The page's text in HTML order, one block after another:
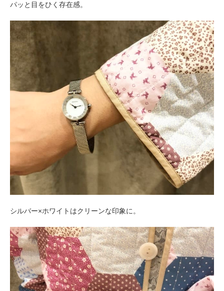
パッと目をひく存在感。
シルバー×ホワイトはクリーンな印象に。